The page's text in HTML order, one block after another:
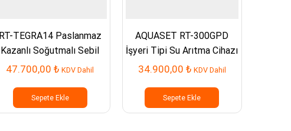
RT-TEGRA14 Paslanmaz
Kazanlı Soğutmalı Sebil
47.700,00₺ KDV Dahil
Sepete Ekle
AQUASET RT-300GPD
İşyeri Tipi Su Arıtma Cihazı
34.900,00 ₺ KDV Dahil
Sepete Ekle